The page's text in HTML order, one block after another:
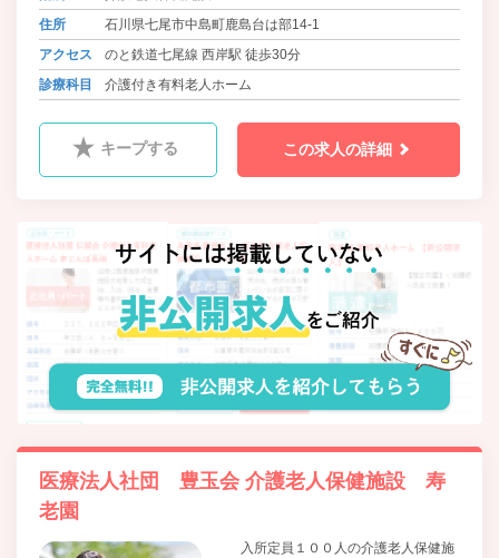
住所
石川県七尾市中島町鹿島台は部14-1
アクセス
のと鉄道七尾線 西岸駅 徒歩30分
診療科目
介護付き有料老人ホーム
キープする この求人の詳細
医療法人社団 豊玉会 介護老人保健施設 寿
老園
入所定員１００人の介護老人保健施